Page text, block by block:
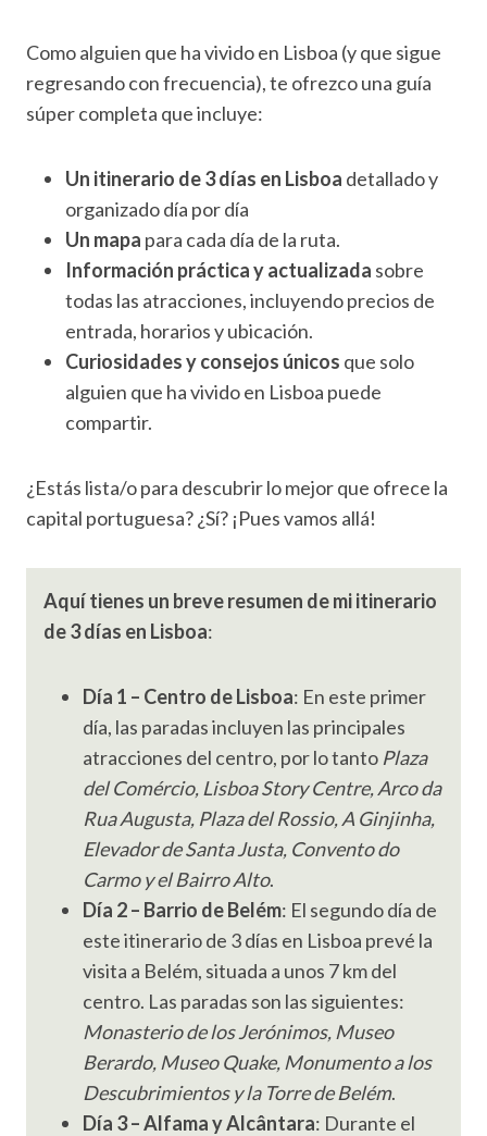
Como alguien que ha vivido en Lisboa (y que sigue
regresando con frecuencia), te ofrezco una guía
súper completa que incluye:
Un itinerario de 3 días en Lisboa detallado y
organizado día por día
Un mapa para cada día de la ruta.
Información práctica y actualizada sobre
todas las atracciones, incluyendo precios de
entrada, horarios y ubicación.
Curiosidades y consejos únicos que solo
alguien que ha vivido en Lisboa puede
compartir.
¿Estás lista/o para descubrir lo mejor que ofrece la
capital portuguesa? ¿Sí? ¡Pues vamos allá!
Aquí tienes un breve resumen de mi itinerario
de 3 días en Lisboa:
Día 1 – Centro de Lisboa: En este primer
día, las paradas incluyen las principales
atracciones del centro, por lo tanto Plaza
del Comércio, Lisboa Story Centre, Arco da
Rua Augusta, Plaza del Rossio, A Ginjinha,
Elevador de Santa Justa, Convento do
Carmo y el Bairro Alto.
Día 2 – Barrio de Belém: El segundo día de
este itinerario de 3 días en Lisboa prevé la
visita a Belém, situada a unos 7 km del
centro. Las paradas son las siguientes:
Monasterio de los Jerónimos, Museo
Berardo, Museo Quake, Monumento a los
Descubrimientos y la Torre de Belém.
Día 3 – Alfama y Alcântara: Durante el